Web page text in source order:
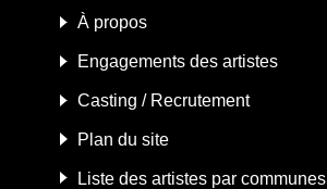
À propos
Engagements des artistes
Casting / Recrutement
Plan du site
Liste des artistes par communes